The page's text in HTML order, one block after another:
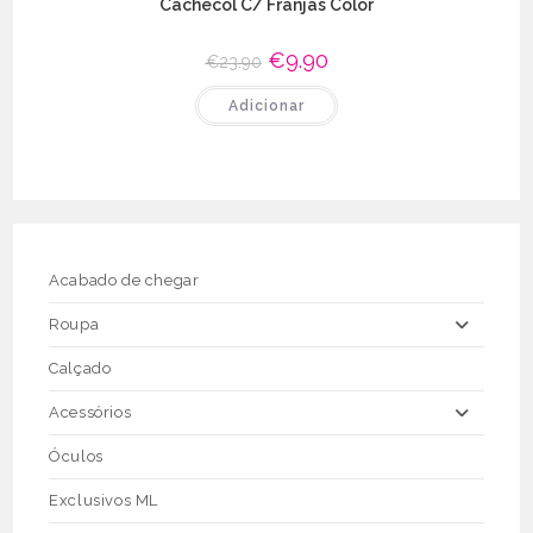
Cachecol C/ Franjas Color
€23.90 O
preço
original
era:
€23.90.
€9.90O
atual
€9.90.
Adicionar
Acabado de chegar
Roupa
Calçado
Acessórios
Óculos
Exclusivos ML